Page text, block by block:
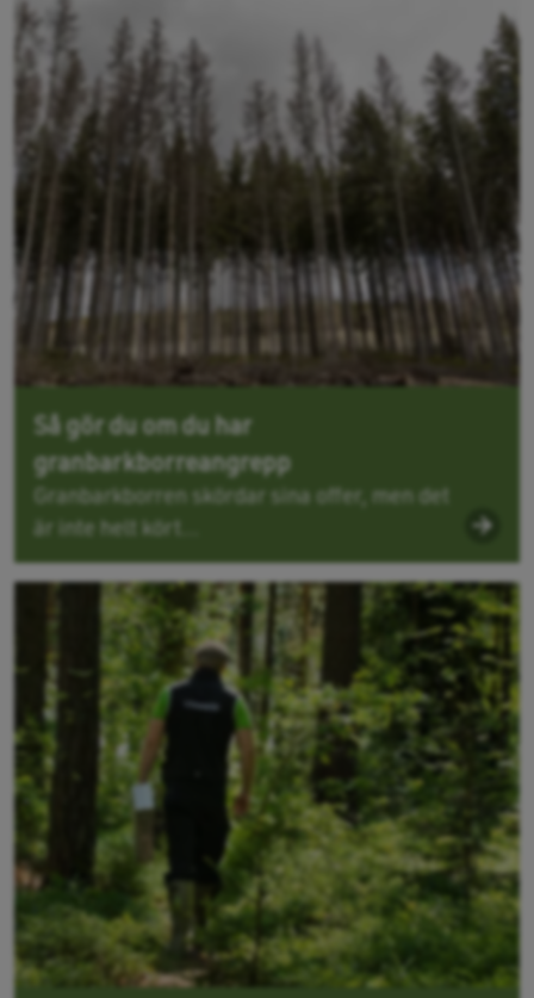
Så gör du om du har
granbarkborreangrepp
Granbarkborren skördar sina offer, men det
är inte helt kört...